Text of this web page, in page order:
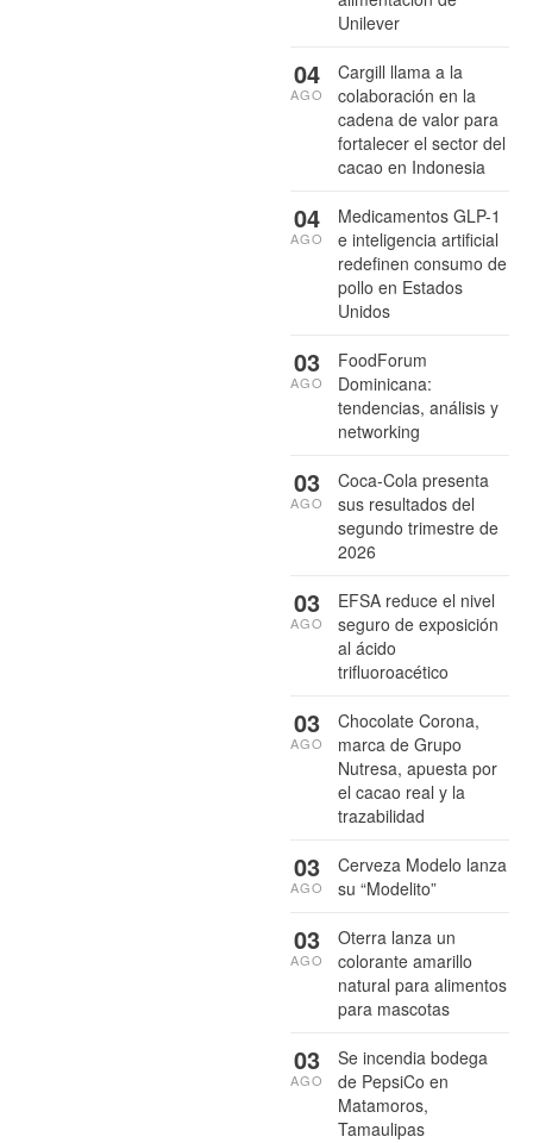
Unilever
Cargill llama a la
colaboración en la
cadena de valor para
fortalecer el sector del
cacao en Indonesia
04
AGO
Medicamentos GLP-1
e inteligencia artificial
redefinen consumo de
pollo en Estados
Unidos
04
AGO
FoodForum
Dominicana:
tendencias, análisis y
networking
03
AGO
Coca-Cola presenta
sus resultados del
segundo trimestre de
2026
03
AGO
EFSA reduce el nivel
seguro de exposición
al ácido
trifluoroacético
03
AGO
Chocolate Corona,
marca de Grupo
Nutresa, apuesta por
el cacao real y la
trazabilidad
03
AGO
Cerveza Modelo lanza
su “Modelito”
03
AGO
Oterra lanza un
colorante amarillo
natural para alimentos
para mascotas
03
AGO
Se incendia bodega
de PepsiCo en
Matamoros,
Tamaulipas
03
AGO